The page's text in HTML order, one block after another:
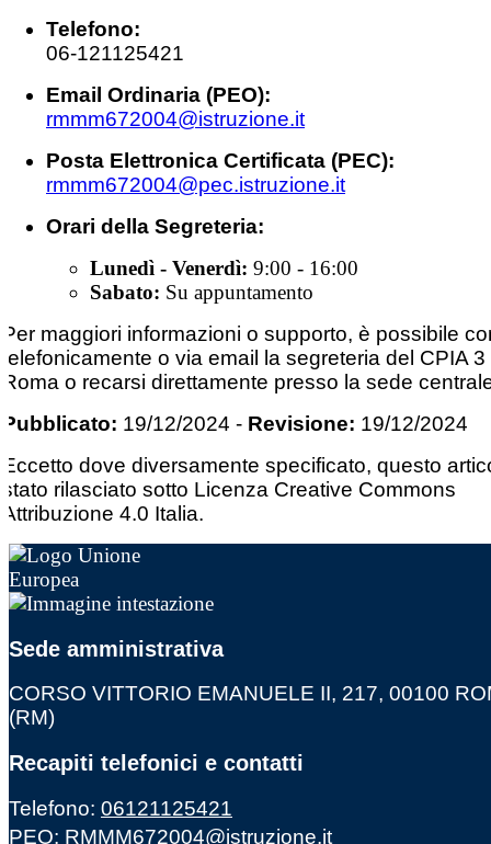
Telefono:
06-121125421
Email Ordinaria (PEO):
rmmm672004@istruzione.it
Posta Elettronica Certificata (PEC):
rmmm672004@pec.istruzione.it
Orari della Segreteria:
Lunedì - Venerdì: 9:00 - 16:00
Sabato: Su appuntamento
Per maggiori informazioni o supporto, è possibile
telefonicamente o via email la segreteria del CPIA 3
Roma o recarsi direttamente presso la sede
Pubblicato: 19/12/2024 - Revisione: 19/12/2024
Eccetto dove diversamente specificato, questo
stato rilasciato sotto Licenza Creative Commons
Attribuzione 4.0 Italia.
Sede amministrativa
CORSO VITTORIO EMANUELE II, 217, 00100
(RM)
Recapiti telefonici e contatti
Telefono: 06121125421
PEO: RMMM672004@istruzione.it